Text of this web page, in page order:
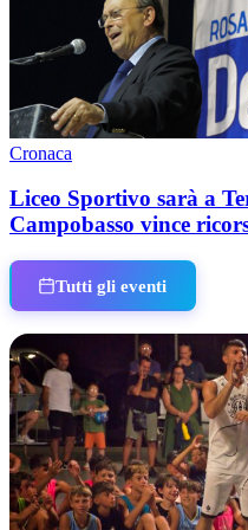
Cronaca
Liceo Sportivo sarà a
Campobasso vince
Tutti gli eventi